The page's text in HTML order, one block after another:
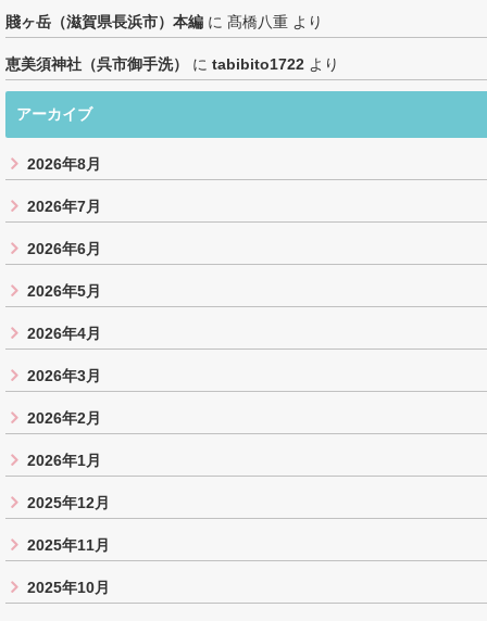
賤ヶ岳（滋賀県長浜市）本編 に 髙橋八重 より
恵美須神社（呉市御手洗） に tabibito1722 より
アーカイブ
2026年8月
2026年7月
2026年6月
2026年5月
2026年4月
2026年3月
2026年2月
2026年1月
2025年12月
2025年11月
2025年10月